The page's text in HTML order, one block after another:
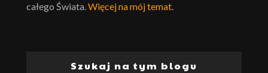
całego Świata.Więcej na mój temat.
Szukaj na tym blogu